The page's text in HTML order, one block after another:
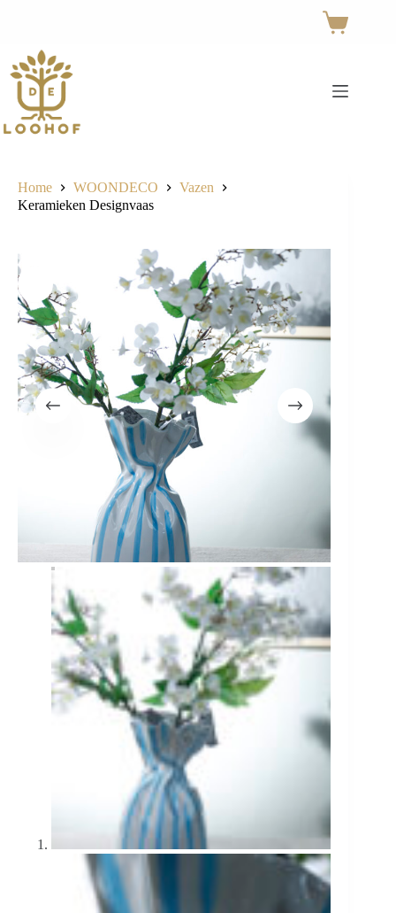
inhoud
Home WOONDECO
Vazen
Keramieken Designvaas